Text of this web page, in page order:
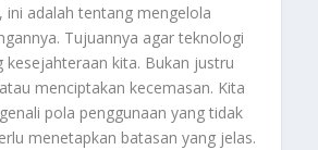
ini adalah tentang mengelola
Tujuannya agar teknologi
kesejahteraan kita. Bukan justru
menciptakan kecemasan. Kita
pola penggunaan yang tidak
menetapkan batasan yang jelas.